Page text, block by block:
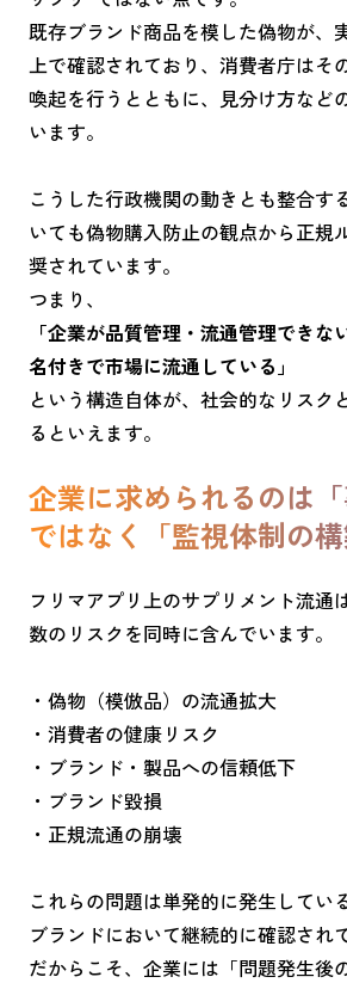
既存ブランド商品を模した偽物が、
上で確認されており、消費者庁はそ
喚起を行うとともに、見分け方など
います。
こうした行政機関の動きとも整合す
いても偽物購入防止の観点から正規
奨されています。
つまり、
「企業が品質管理・流通管理できな
名付きで市場に流通している」
という構造自体が、社会的なリスク
るといえます。
企業に求められるのは「
ではなく「監視体制の構
フリマアプリ上のサプリメント流通
数のリスクを同時に含んでいます。
・偽物（模倣品）の流通拡大
・消費者の健康リスク
・ブランド・製品への信頼低下
・ブランド毀損
・正規流通の崩壊
これらの問題は単発的に発生してい
ブランドにおいて継続的に確認され
だからこそ、企業には「問題発生後